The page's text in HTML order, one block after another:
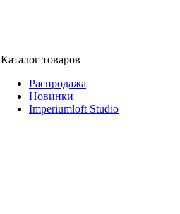
Каталог товаров
Распродажа
Новинки
Imperiumloft Studio